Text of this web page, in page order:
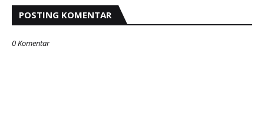
POSTING KOMENTAR
0 Komentar